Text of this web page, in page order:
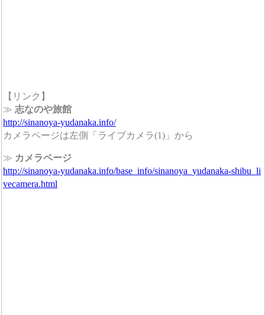
【リンク】
≫ 志なのや旅館
http://sinanoya-yudanaka.info/
カメラページは左側「ライブカメラ(1)」から
≫ カメラページ
http://sinanoya-yudanaka.info/base_info/sinanoya_yudanaka-shibu_li
vecamera.html